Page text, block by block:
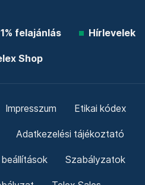
felajánlás Hírlevelek
Shop
Impresszum Etikai kódex
Adatkezelési tájékoztató
Szabályzatok